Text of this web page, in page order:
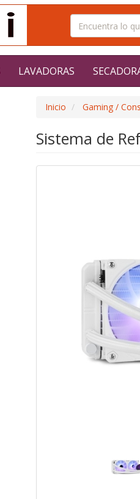
LAVADORAS
Inicio Gaming /
Sistema de